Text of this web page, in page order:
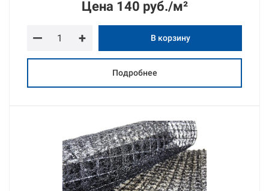
Цена 140 руб./м²
— + В корзину
Подробнее